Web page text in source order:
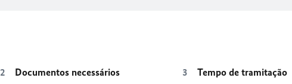
Documentos necessários Tempo de tramitação